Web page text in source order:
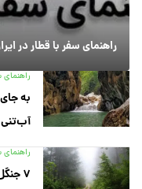
راهنمای سفر با قطار در
راهنمای
به
آب‌تنی
راهنمای
۷